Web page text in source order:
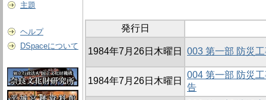
主題
ヘルプ
DSpaceについて
発行日
1984年7月26日木曜日 003 第一部 防災
1984年7月26日木曜日
004 第一部 防災
告